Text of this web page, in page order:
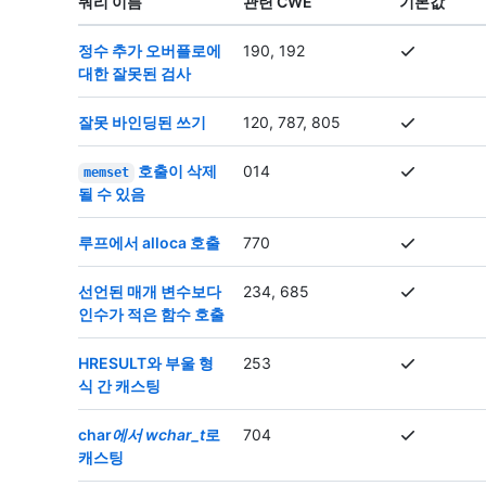
정수 추가 오버플로에
대한 잘못된 검사
190, 192
잘못 바인딩된 쓰기 120, 787, 805
memset
호출이 삭제
될 수 있음
014
루프에서 alloca 호출 770
선언된 매개 변수보다
인수가 적은 함수 호출
234, 685
HRESULT와 부울 형
식 간 캐스팅
253
char에서 wchar_t로
캐스팅
704